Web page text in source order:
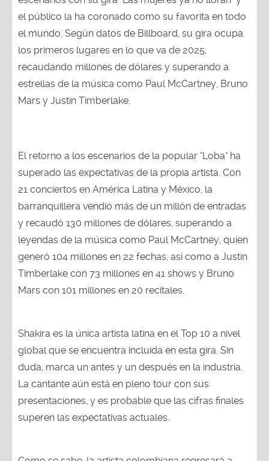
el público la ha coronado como su favorita en todo
el mundo. Según datos de Billboard, su gira ocupa
los primeros lugares en lo que va de 2025,
recaudando millones de dólares y superando a
estrellas de la música como Paul McCartney, Bruno
Mars y Justin Timberlake.
El retorno a los escenarios de la popular "Loba" ha
superado las expectativas de la propia artista. Con
21 conciertos en América Latina y México, la
barranquillera vendió más de un millón de entradas
y recaudó 130 millones de dólares, superando a
leyendas de la música como Paul McCartney, quien
generó 104 millones en 22 fechas, así como a Justin
Timberlake con 73 millones en 41 shows y Bruno
Mars con 101 millones en 20 recitales.
Shakira es la única artista latina en el Top 10 a nivel
global que se encuentra incluida en esta gira. Sin
duda, marca un antes y un después en la industria.
La cantante aún está en pleno tour con sus
presentaciones, y es probable que las cifras finales
superen las expectativas actuales.